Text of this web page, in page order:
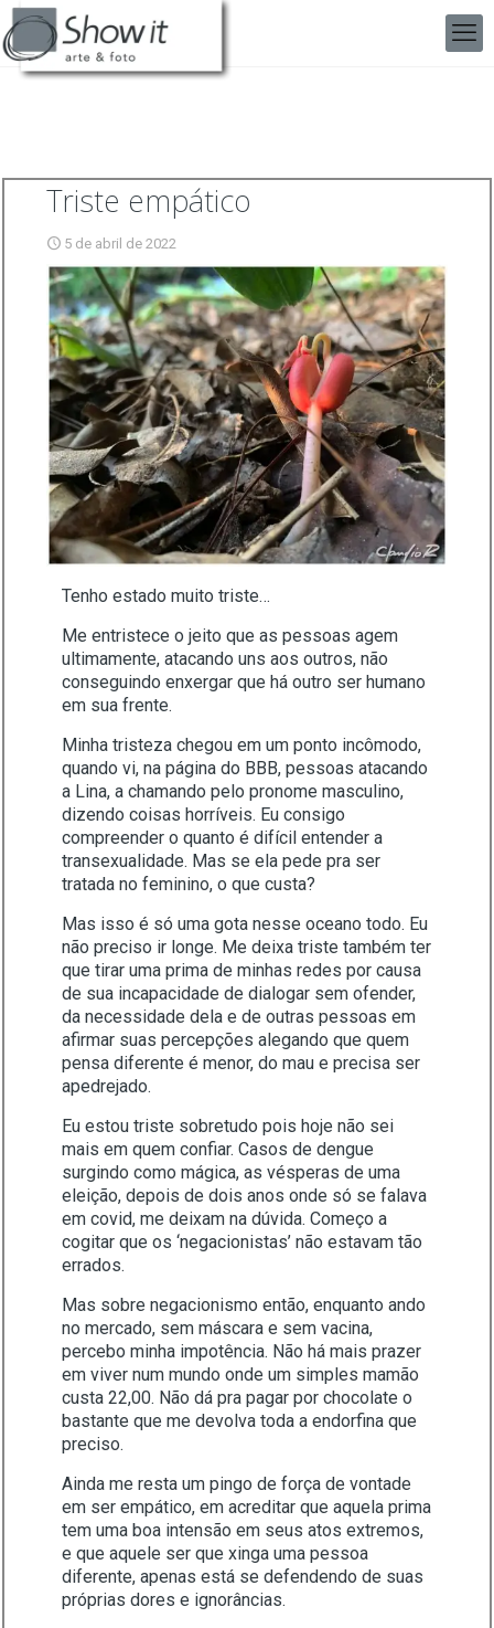
Triste empático
5 de abril de 2022
Tenho estado muito triste…
Me entristece o jeito que as pessoas agem
ultimamente, atacando uns aos outros, não
conseguindo enxergar que há outro ser humano
em sua frente.
Minha tristeza chegou em um ponto incômodo,
quando vi, na página do BBB, pessoas atacando
a Lina, a chamando pelo pronome masculino,
dizendo coisas horríveis. Eu consigo
compreender o quanto é difícil entender a
transexualidade. Mas se ela pede pra ser
tratada no feminino, o que custa?
Mas isso é só uma gota nesse oceano todo. Eu
não preciso ir longe. Me deixa triste também ter
que tirar uma prima de minhas redes por causa
de sua incapacidade de dialogar sem ofender,
da necessidade dela e de outras pessoas em
afirmar suas percepções alegando que quem
pensa diferente é menor, do mau e precisa ser
apedrejado.
Eu estou triste sobretudo pois hoje não sei
mais em quem confiar. Casos de dengue
surgindo como mágica, as vésperas de uma
eleição, depois de dois anos onde só se falava
em covid, me deixam na dúvida. Começo a
cogitar que os ‘negacionistas’ não estavam tão
errados.
Mas sobre negacionismo então, enquanto ando
no mercado, sem máscara e sem vacina,
percebo minha impotência. Não há mais prazer
em viver num mundo onde um simples mamão
custa 22,00. Não dá pra pagar por chocolate o
bastante que me devolva toda a endorfina que
preciso.
Ainda me resta um pingo de força de vontade
em ser empático, em acreditar que aquela prima
tem uma boa intensão em seus atos extremos,
e que aquele ser que xinga uma pessoa
diferente, apenas está se defendendo de suas
próprias dores e ignorâncias.